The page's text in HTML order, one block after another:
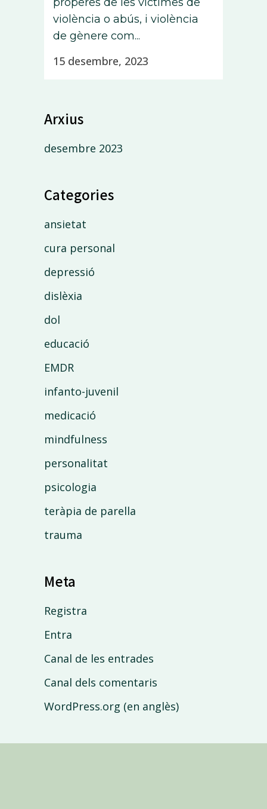
violència o abús, i violència
de gènere com...
15 desembre, 2023
Arxius
desembre 2023
Categories
ansietat
cura personal
depressió
dislèxia
dol
educació
EMDR
infanto-juvenil
medicació
mindfulness
personalitat
psicologia
teràpia de parella
trauma
Meta
Registra
Entra
Canal de les entrades
Canal dels comentaris
WordPress.org (en anglès)